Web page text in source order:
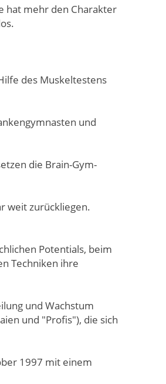
hat mehr den Charakter
des Muskeltestens
und
die Brain-Gym-
weit zurückliegen.
Potentials, beim
Techniken ihre
und Wachstum
und "Profis"), die sich
1997 mit einem